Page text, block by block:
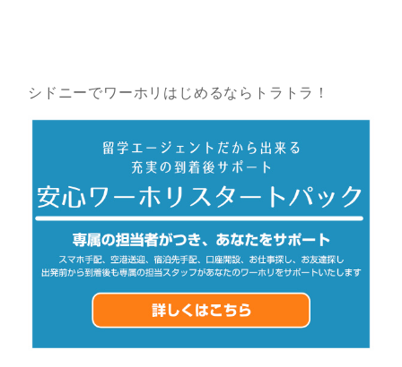
シドニーでワーホリはじめるならトラトラ！